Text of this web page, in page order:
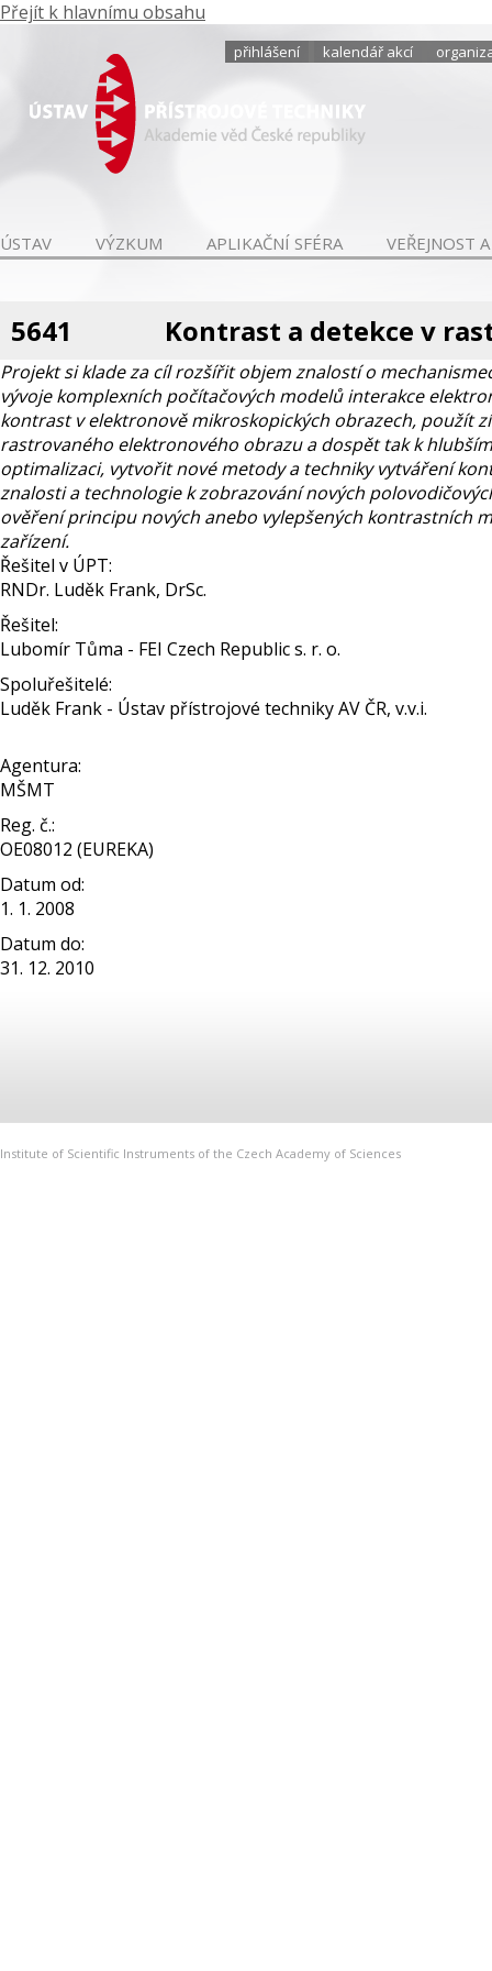
Přejít k hlavnímu obsahu
přihlášení kalendář akcí
ÚSTAV VÝZKUM APLIKAČNÍ SFÉRA VEŘEJNOST
5641 Kontrast a detekce v
Projekt si klade za cíl rozšířit objem znalostí o
vývoje komplexních počítačových modelů interakce
kontrast v elektronově mikroskopických obrazech, použít
rastrovaného elektronového obrazu a dospět tak k
optimalizaci, vytvořit nové metody a techniky vytváření
znalosti a technologie k zobrazování nových
ověření principu nových anebo vylepšených kontrastních
zařízení.
Řešitel v ÚPT:
RNDr. Luděk Frank, DrSc.
Řešitel:
Lubomír Tůma - FEI Czech Republic s. r. o.
Spoluřešitelé:
Luděk Frank - Ústav přístrojové techniky AV ČR, v.v.i.
Agentura:
MŠMT
Reg. č.:
OE08012 (EUREKA)
Datum od:
1. 1. 2008
Datum do:
31. 12. 2010
Institute of Scientific Instruments of the Czech Academy of Sciences